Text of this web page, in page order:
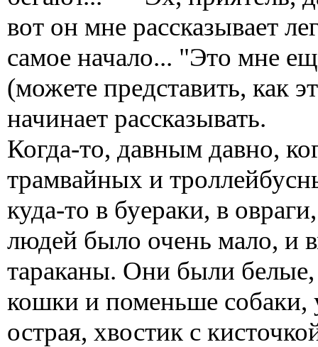
вот он мне рассказывает
самое начало... "Это мне
(можете представить, как
начинает рассказывать.
Когда-то, давным давно,
трамвайных и
куда-то в буераки, в
людей было очень мало, и
тараканы. Они были
кошки и поменьше собаки,
острая, хвостик с